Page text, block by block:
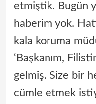
etmiştik. Bugün
haberim yok.
kala koruma
‘Başkanım,
gelmiş. Size bir
cümle etmek